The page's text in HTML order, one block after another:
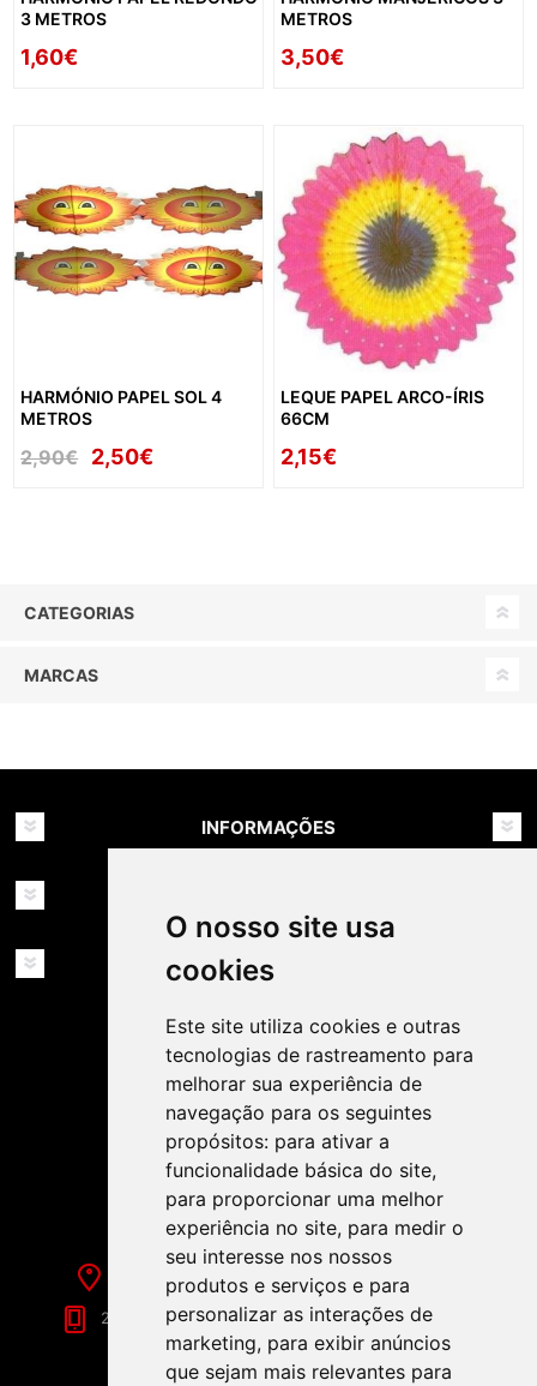
O nosso site usa
cookies
Este site utiliza cookies e outras
tecnologias de rastreamento para
melhorar sua experiência de
navegação para os seguintes
propósitos: para ativar a
funcionalidade básica do site,
para proporcionar uma melhor
experiência no site, para medir o
seu interesse nos nossos
produtos e serviços e para
personalizar as interações de
marketing, para exibir anúncios
que sejam mais relevantes para
3 METROS
1,60€
METROS
3,50€
HARMÓNIO PAPEL SOL 4
METROS
2,90€ 2,50€
LEQUE PAPEL ARCO-ÍRIS
66CM
2,15€
CATEGORIAS
MARCAS
INFORMAÇÕES
SERVIÇOS
SIGA-NOS NAS REDES SOCIAIS!
Rua de Évora, 70-C - Reguengos de Monsaraz
266 040 688 (Chamada para a Rede Fixa Nacional)